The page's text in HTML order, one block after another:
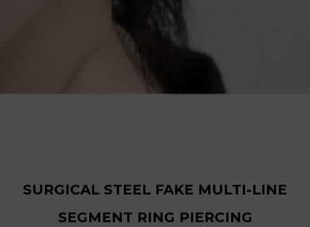
SURGICAL STEEL FAKE MULTI-LINE
SEGMENT RING PIERCING